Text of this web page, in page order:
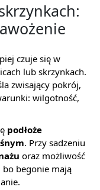
czuje się w
lub skrzynkach.
zwisający pokrój,
wilgotność,
podłoże
. Przy sadzeniu
oraz możliwość
begonie mają